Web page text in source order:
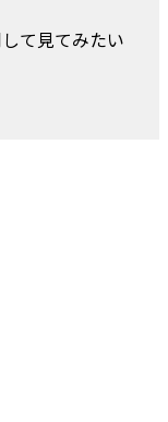
て見てみたい